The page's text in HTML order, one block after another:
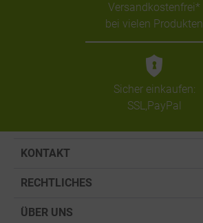
Versandkostenfrei*
bei vielen Produkten
Sicher einkaufen:
SSL,PayPal
KONTAKT
RECHTLICHES
ÜBER UNS